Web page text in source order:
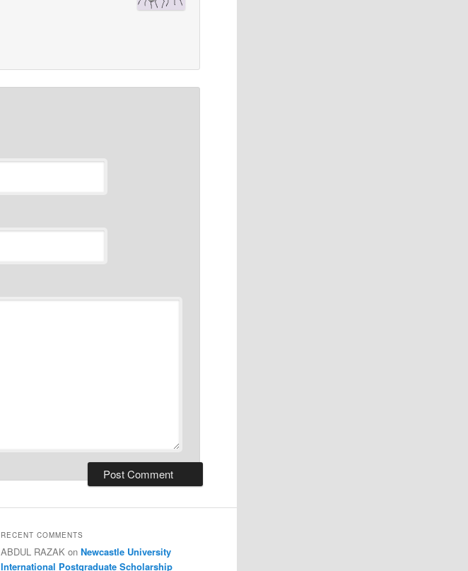
RECENT COMMENTS
ABDUL RAZAK on Newcastle University
International Postgraduate Scholarship